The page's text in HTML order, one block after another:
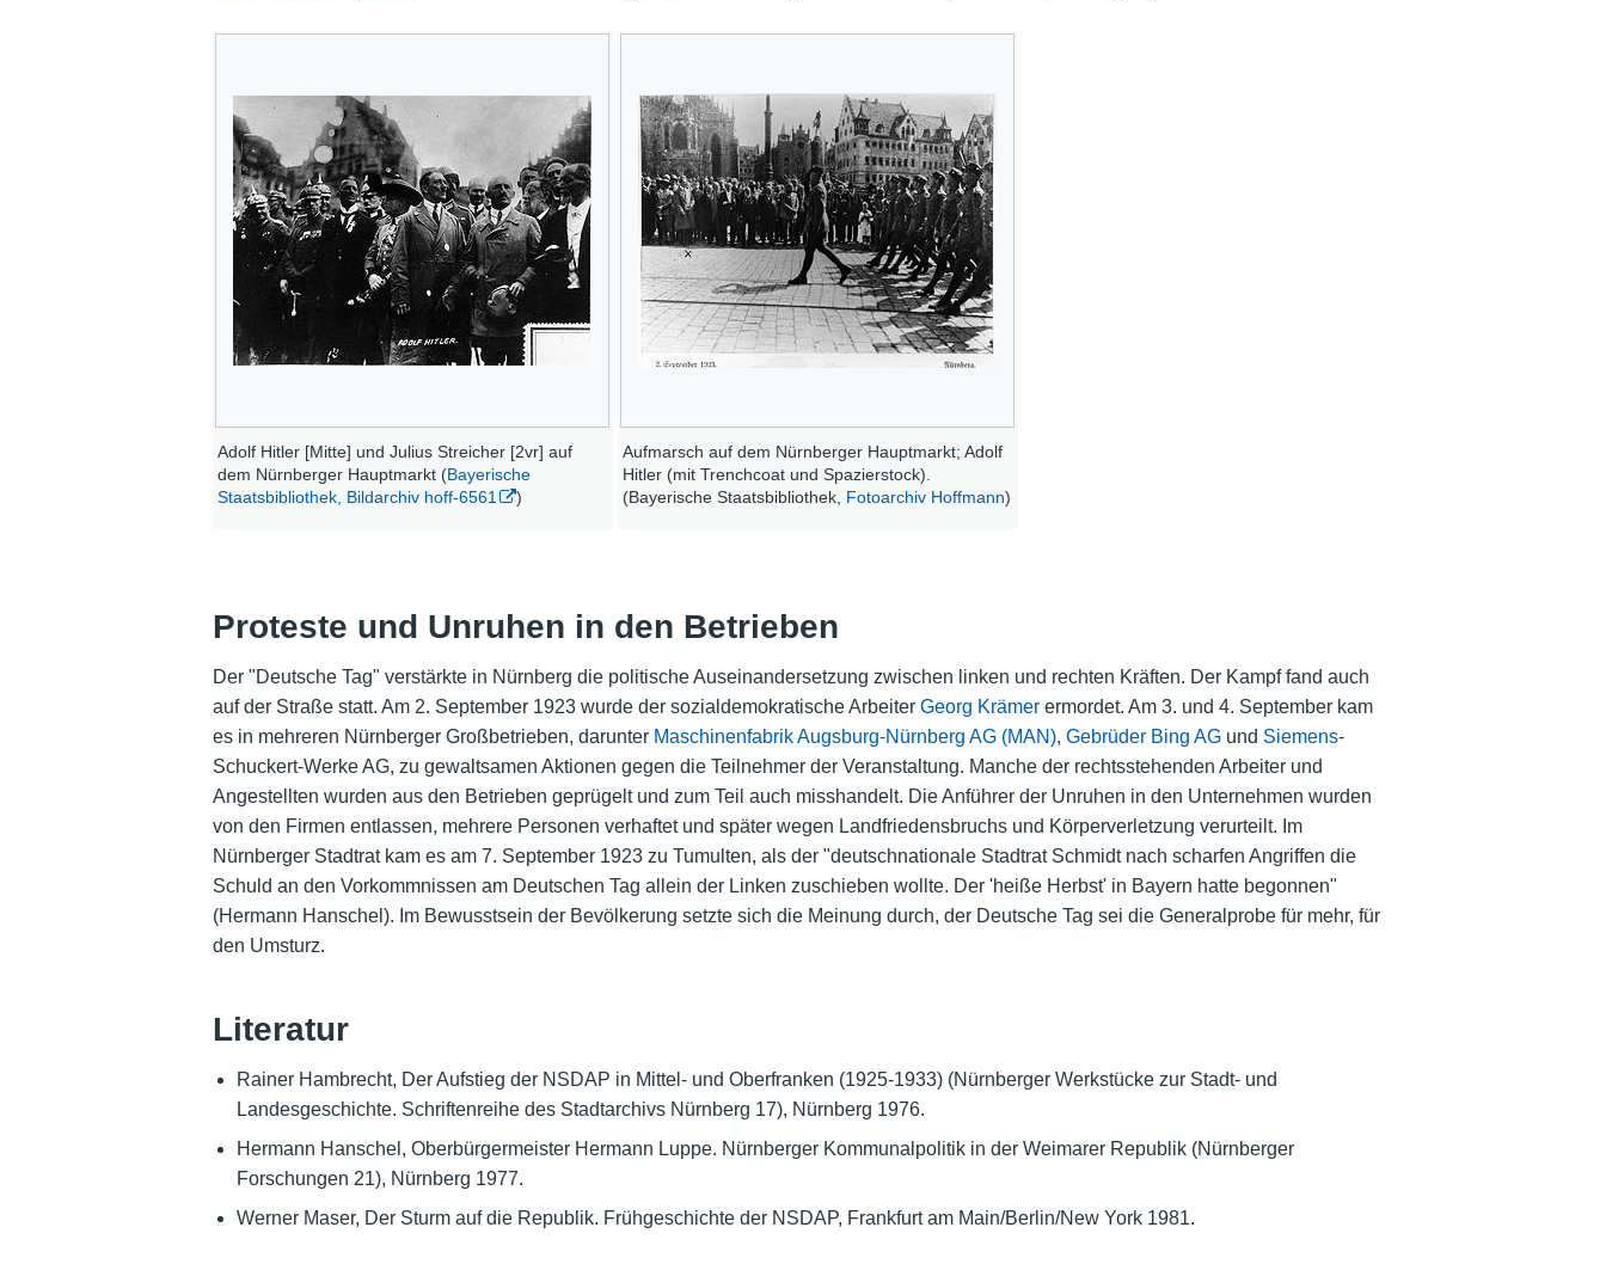
Adolf Hitler [Mitte] und Julius Streicher [2vr] auf
dem Nürnberger Hauptmarkt (Bayerische
Staatsbibliothek, Bildarchiv hoff-6561
)
Aufmarsch auf dem Nürnberger Hauptmarkt; Adolf
Hitler (mit Trenchcoat und Spazierstock).
(Bayerische Staatsbibliothek, Fotoarchiv Hoffmann)
Proteste und Unruhen in den Betrieben
Der "Deutsche Tag" verstärkte in Nürnberg die politische Auseinandersetzung zwischen linken und rechten Kräften. Der Kampf fand auch
auf der Straße statt. Am 2. September 1923 wurde der sozialdemokratische Arbeiter Georg Krämerermordet. Am 3. und 4. September kam
es in mehreren Nürnberger Großbetrieben, darunter Maschinenfabrik Augsburg-Nürnberg AG (MAN), Gebrüder Bing AGund Siemens-
Schuckert-Werke AG, zu gewaltsamen Aktionen gegen die Teilnehmer der Veranstaltung. Manche der rechtsstehenden Arbeiter und
Angestellten wurden aus den Betrieben geprügelt und zum Teil auch misshandelt. Die Anführer der Unruhen in den Unternehmen wurden
von den Firmen entlassen, mehrere Personen verhaftet und später wegen Landfriedensbruchs und Körperverletzung verurteilt. Im
Nürnberger Stadtrat kam es am 7. September 1923 zu Tumulten, als der "deutschnationale Stadtrat Schmidt nach scharfen Angriffen die
Schuld an den Vorkommnissen am Deutschen Tag allein der Linken zuschieben wollte. Der 'heiße Herbst' in Bayern hatte begonnen"
(Hermann Hanschel). Im Bewusstsein der Bevölkerung setzte sich die Meinung durch, der Deutsche Tag sei die Generalprobe für mehr, für
den Umsturz.
Literatur
Rainer Hambrecht, Der Aufstieg der NSDAP in Mittel- und Oberfranken (1925-1933) (Nürnberger Werkstücke zur Stadt- und
Landesgeschichte. Schriftenreihe des Stadtarchivs Nürnberg 17), Nürnberg 1976.
Hermann Hanschel, Oberbürgermeister Hermann Luppe. Nürnberger Kommunalpolitik in der Weimarer Republik (Nürnberger
Forschungen 21), Nürnberg 1977.
Werner Maser, Der Sturm auf die Republik. Frühgeschichte der NSDAP, Frankfurt am Main/Berlin/New York 1981.